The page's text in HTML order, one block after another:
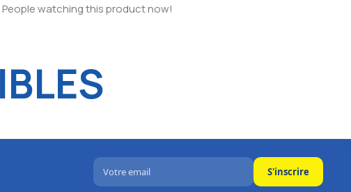
People watching this product now!
S'inscrire